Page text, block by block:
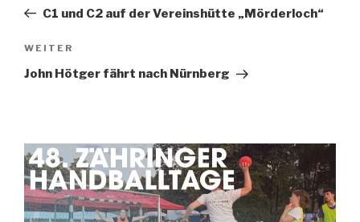
C1 und C2 auf der Vereinshütte „Mörderloch“
WEITER
John Hötger fährt nach Nürnberg